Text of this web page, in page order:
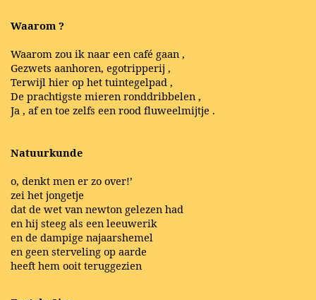
Waarom ?
Waarom zou ik naar een café gaan ,
Gezwets aanhoren, egotripperij ,
Terwijl hier op het tuintegelpad ,
De prachtigste mieren ronddribbelen ,
Ja , af en toe zelfs een rood fluweelmijtje .
Natuurkunde
o, denkt men er zo over!’
zei het jongetje
dat de wet van newton gelezen had
en hij steeg als een leeuwerik
en de dampige najaarshemel
en geen sterveling op aarde
heeft hem ooit teruggezien